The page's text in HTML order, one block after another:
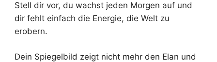
Stell dir vor, du wachst jeden Morgen auf und
dir fehlt einfach die Energie, die Welt zu
erobern.
Dein Spiegelbild zeigt nicht mehr den Elan und